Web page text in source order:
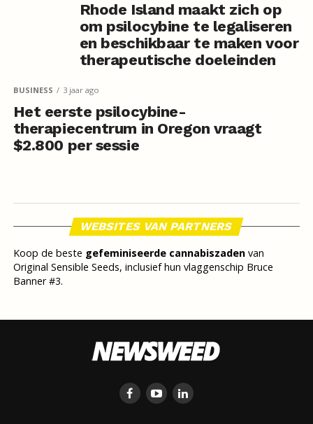
Rhode Island maakt zich op
om psilocybine te legaliseren
en beschikbaar te maken voor
therapeutische doeleinden
BUSINESS 3 jaar ago
Het eerste psilocybine-
therapiecentrum in Oregon vraagt
$2.800 per sessie
WEBSITES VAN PARTNERS
Koop de beste gefeminiseerde cannabiszadenvan
Original Sensible Seeds, inclusief hun vlaggenschip Bruce
Banner #3.